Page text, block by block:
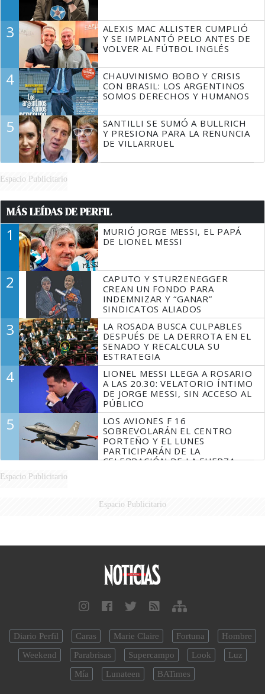
3
ALEXIS MAC ALLISTER CUMPLIÓ
Y SE IMPLANTÓ PELO ANTES DE
VOLVER AL FÚTBOL INGLÉS
4
CHAUVINISMO BOBO Y CRISIS
CON BRASIL: LOS ARGENTINOS
SOMOS DERECHOS Y HUMANOS
5
SANTILLI SE SUMÓ A BULLRICH
Y PRESIONA PARA LA RENUNCIA
DE VILLARRUEL
Espacio Publicitario
MÁS LEÍDAS DE PERFIL
1
MURIÓ JORGE MESSI, EL PAPÁ
DE LIONEL MESSI
2
CAPUTO Y STURZENEGGER
CREAN UN FONDO PARA
INDEMNIZAR Y “GANAR”
SINDICATOS ALIADOS
3
LA ROSADA BUSCA CULPABLES
DESPUÉS DE LA DERROTA EN EL
SENADO Y RECALCULA SU
ESTRATEGIA
4
LIONEL MESSI LLEGA A ROSARIO
A LAS 20.30: VELATORIO ÍNTIMO
DE JORGE MESSI, SIN ACCESO AL
PÚBLICO
5
LOS AVIONES F 16
SOBREVOLARÁN EL CENTRO
PORTEÑO Y EL LUNES
PARTICIPARÁN DE LA
CELEBRACIÓN DE LA FUERZA
Espacio Publicitario
Espacio Publicitario
Diario Perfil Caras Marie Claire Fortuna
Hombre
Weekend
Parabrisas Supercampo Look
Luz
Mía
Lunateen BATimes